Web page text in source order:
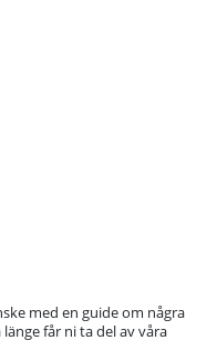
med en guide om några
får ni ta del av våra